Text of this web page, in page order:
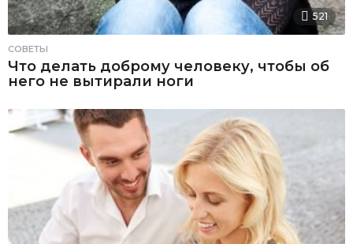
521
СОВЕТЫ
Что делать доброму человеку, чтобы об
него не вытирали ноги